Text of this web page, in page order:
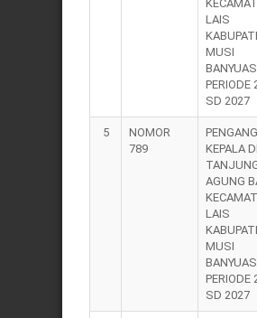
LAIS
MUSI
PERIODE
SD 2027
5
NOMOR
789
KEPALA
AGUNG
LAIS
MUSI
PERIODE
SD 2027